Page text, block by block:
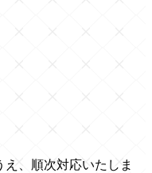
、順次対応いたしま